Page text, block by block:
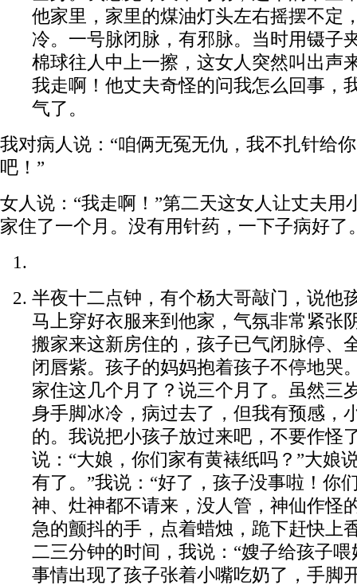
他家里，家里的煤油灯头左右摇摆不定
冷。一号脉闭脉，有邪脉。当时用镊子
棉球往人中上一擦，这女人突然叫出声
我走啊！他丈夫奇怪的问我怎么回事，
气了。
我对病人说：“咱俩无冤无仇，我不扎针给
吧！”
女人说：“我走啊！”第二天这女人让丈夫用
家住了一个月。没有用针药，一下子病好了
半夜十二点钟，有个杨大哥敲门，说他
马上穿好衣服来到他家，气氛非常紧张
搬家来这新房住的，孩子已气闭脉停、
闭唇紫。孩子的妈妈抱着孩子不停地哭
家住这几个月了？说三个月了。虽然三
身手脚冰冷，病过去了，但我有预感，
的。我说把小孩子放过来吧，不要作怪
说：“大娘，你们家有黄裱纸吗？”大娘
有了。”我说：“好了，孩子没事啦！你
神、灶神都不请来，没人管，神仙作怪
急的颤抖的手，点着蜡烛，跪下赶快上
二三分钟的时间，我说：“嫂子给孩子喂
事情出现了孩子张着小嘴吃奶了，手脚